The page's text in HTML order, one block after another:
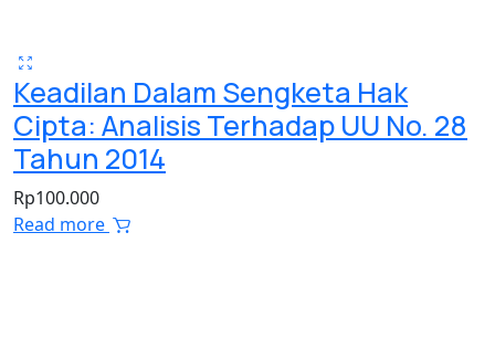
Keadilan Dalam Sengketa Hak
Cipta: Analisis Terhadap UU No. 28
Tahun 2014
Rp100.000
Read more